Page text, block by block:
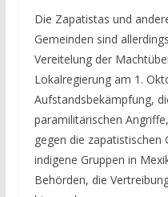
Die Zapatistas und
Gemeinden sind
Vereitelung der
Lokalregierung am 1.
Aufstandsbekämpfung,
paramilitärischen
gegen die zapatistischen
indigene Gruppen in
Behörden, die